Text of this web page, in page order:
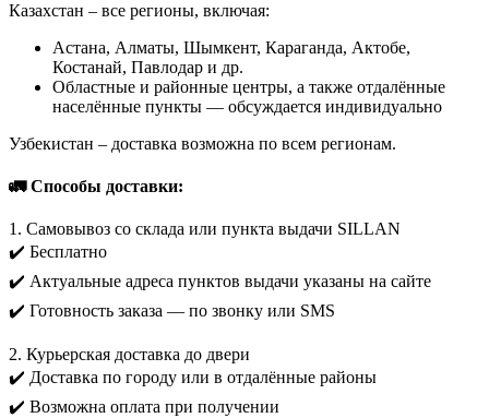
Казахстан – все регионы, включая:
Астана, Алматы, Шымкент, Караганда, Актобе,
Костанай, Павлодар и др.
Областные и районные центры, а также отдалённые
населённые пункты — обсуждается индивидуально
Узбекистан – доставка возможна по всем регионам.
🚛 Способы доставки:
1. Самовывоз со склада или пункта выдачи SILLAN
✔️ Бесплатно
✔️ Актуальные адреса пунктов выдачи указаны на сайте
✔️ Готовность заказа — по звонку или SMS
2. Курьерская доставка до двери
✔️ Доставка по городу или в отдалённые районы
✔️ Возможна оплата при получении